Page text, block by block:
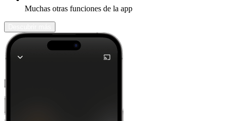
Muchas otras funciones de la app